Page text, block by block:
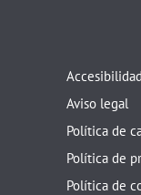
Accesibilidad
Aviso legal
Política de
Política de
Política de